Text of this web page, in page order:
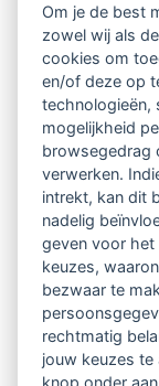
Netwerk
regio's
Lid worden
Om je de best
zowel wij als
cookies om
en/of deze op
technologieën,
mogelijkheid
browsegedrag
verwerken.
intrekt, kan dit
nadelig
geven voor het
keuzes,
bezwaar te
rechtmatig
jouw keuzes te